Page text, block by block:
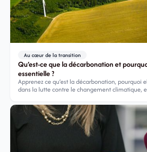
Au cœur de la transition
Qu’est-ce que la décarbonation et
essentielle ?
Apprenez ce qu’est la décarbonation, pourquoi
dans la lutte contre le changement climatique,